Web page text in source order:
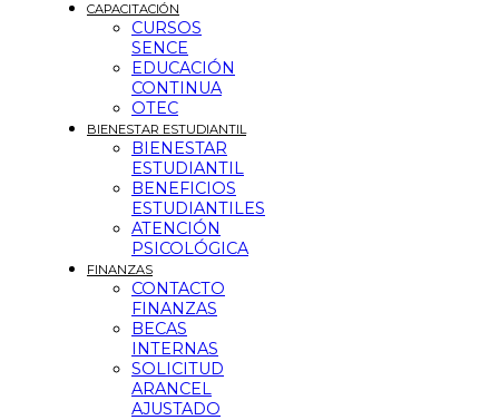
CAPACITACIÓN
CURSOS
SENCE
EDUCACIÓN
CONTINUA
OTEC
BIENESTAR ESTUDIANTIL
BIENESTAR
ESTUDIANTIL
BENEFICIOS
ESTUDIANTILES
ATENCIÓN
PSICOLÓGICA
FINANZAS
CONTACTO
FINANZAS
BECAS
INTERNAS
SOLICITUD
ARANCEL
AJUSTADO